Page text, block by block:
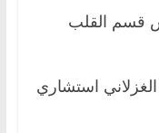
قسم القلب
استشاري